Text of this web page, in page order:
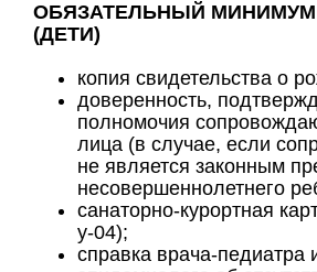
ОБЯЗАТЕЛЬНЫЙ
(ДЕТИ)
копия свидетельства о
доверенность,
полномочия
лица (в случае, если
не является законным
несовершеннолетнего
санаторно-курортная
у-04);
справка врача-педиатра